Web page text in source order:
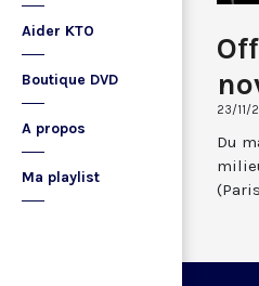
Aider KTO
Boutique DVD
A propos
Ma playlist
23/11/
Du